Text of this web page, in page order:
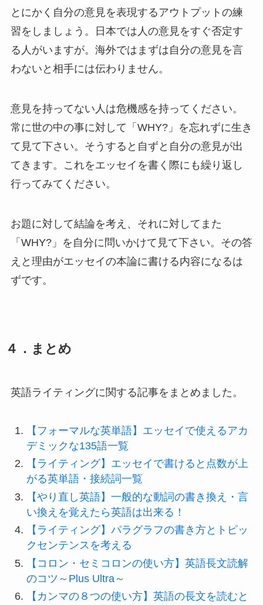
とにかく自分の意見を表現するアウトプットの練
習をしましょう。日本では人の意見をすぐ否定す
る人がいますが。海外ではまずは自分の意見を言
わないと相手には伝わりません。
意見を持ってない人は危機感を持ってください。
常に世の中の事に対して「WHY?」を忘れずに生き
て見て下さい。そうすると自ずと自分の意見が出
てきます。これをエッセイを書く際にも繰り返し
行ってみてください。
お題に対して結論を考え、それに対してまた
「WHY?」を自分に問いかけて見て下さい。その答
えと理由がエッセイの本論に書ける内容になるは
ずです。
４．まとめ
英語ライティングに関する記事をまとめました。
【フォーマルな英単語】エッセイで使えるアカ
デミックな135語一覧
【ライティング】エッセイで書けると点数が上
がる英単語・接続詞一覧
【やり直し英語】一般的な動詞の書き換え・言
い換えを覚えたら英語は出来る！
【ライティング】パラグラフの書き方とトピッ
クセンテンスを考える
【コロン・セミコロンの使い方】英語長文読解
のコツ～Plus Ultra～
【カンマの８つの使い方】英語の長文を読むと